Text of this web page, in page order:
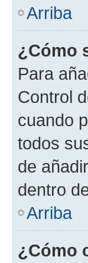
Arriba
¿Cómo
Para
Control
cuando
todos
de
dentro
Arriba
¿Cómo